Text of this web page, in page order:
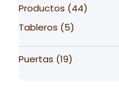
Productos 4444
Tableros 55
Puertas 1919